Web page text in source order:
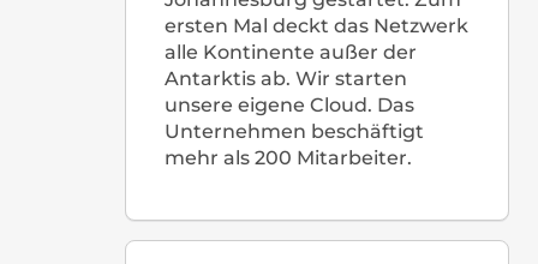
Nachdem wir neue Standorte
eröffnet und bestehende
weiterentwickelt haben,
haben wir nun über 140
Präsenzpunkte, darunter
mehr als 20 dedizierte Cloud-
Standorte und über 40
verfügbaren Servern.